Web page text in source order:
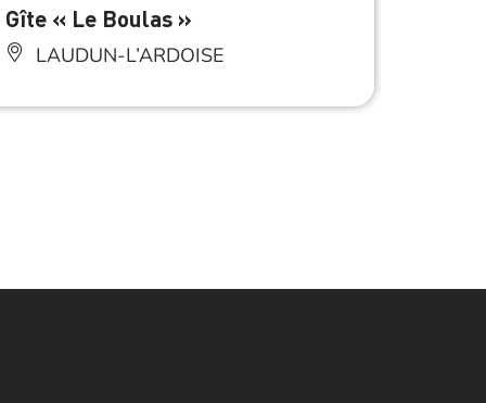
Gîte « Le Boulas »
LAUDUN-L’ARDOISE